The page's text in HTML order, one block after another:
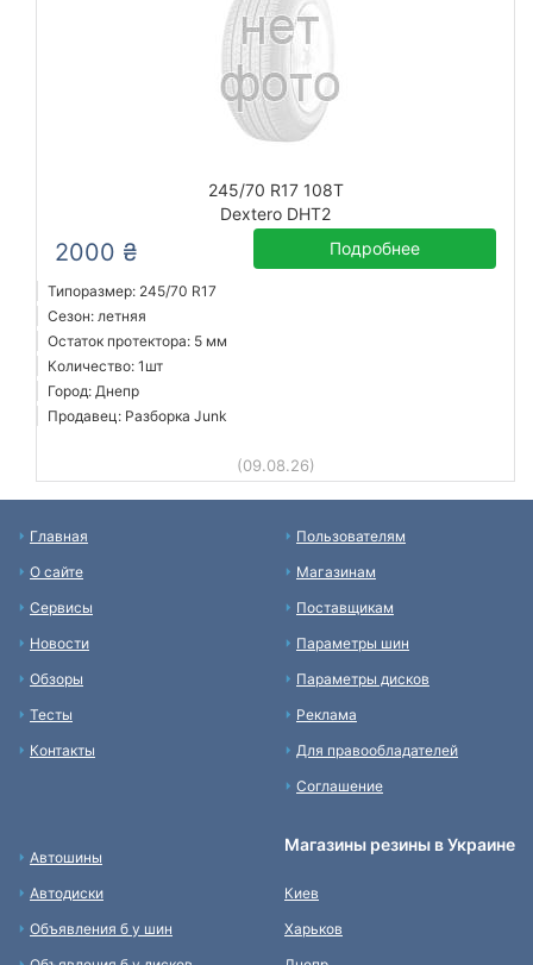
245/70 R17 108T
Dextero DHT2
2000 ₴ Подробнее
Типоразмер: 245/70 R17
Сезон: летняя
Остаток протектора: 5 мм
Количество: 1шт
Город: Днепр
Продавец: Разборка Junk
(09.08.26)
Главная
О сайте
Сервисы
Новости
Обзоры
Тесты
Контакты
Пользователям
Магазинам
Поставщикам
Параметры шин
Параметры дисков
Реклама
Для правообладателей
Соглашение
Автошины
Автодиски
Объявления б у шин
Магазины резины в Украине
Киев
Харьков